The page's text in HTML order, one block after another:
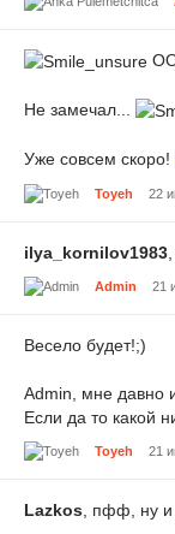
Не замечал...
Уже совсем скоро!
Toyeh 22
ilya_kornilov1983
Admin 21
Весело будет!;)
Admin, мне давно
Если да то какой
Toyeh 21
Lazkos , пфф, ну